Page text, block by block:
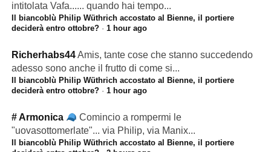
intitolata Vafa...... quando hai tempo...
Il biancoblù Philip Wüthrich accostato al Bienne, il portiere
deciderà entro ottobre?· 1 hour ago
Richerhabs44Amis, tante cose che stanno succedendo
adesso sono anche il frutto di come si...
Il biancoblù Philip Wüthrich accostato al Bienne, il portiere
deciderà entro ottobre?· 1 hour ago
# Armonica
Comincio a rompermi le
"uovasottomerlate"... via Philip, via Manix...
Il biancoblù Philip Wüthrich accostato al Bienne, il portiere